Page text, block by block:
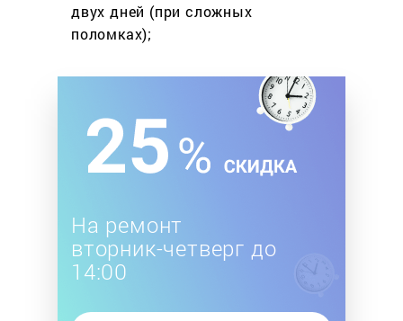
двух дней (при сложных
поломках);
На ремонт
вторник-четверг до
14:00